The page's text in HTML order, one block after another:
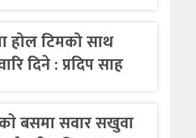
होल टिमको साथ
दिने : प्रदिप साह
बसमा सवार सखुवा